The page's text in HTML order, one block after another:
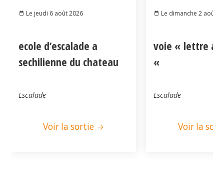
Le jeudi 6 août 2026
ecole d’escalade a
sechilienne du chateau
Escalade
Voir la sortie
Le dimanche 2 août
voie « lettre
«
Escalade
Voir la